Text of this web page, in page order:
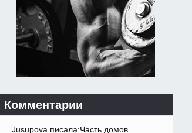
Комментарии
Jusupova писала:Часть домов